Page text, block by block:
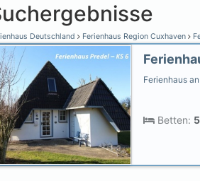
Deutschland Ferienhaus Region Cuxhaven
Ferienhaus
Betten: 5